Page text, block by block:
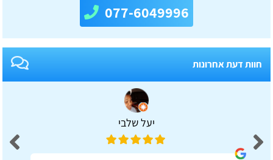
077-6049996
חוות דעת אחרונות
יעל שלבי